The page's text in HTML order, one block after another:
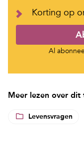
Korting op
Al
Meer lezen over dit
Levensvragen